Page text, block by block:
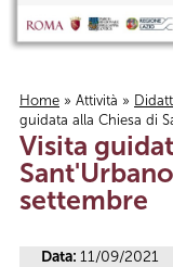
Tu sei qui
Home » Attività »
guidata alla Chiesa di
Visita
settembre
Data: 11/09/2021